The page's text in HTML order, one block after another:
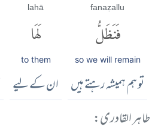
fanaẓallu
فَنَظَلُّ
so we will remain
تو ہم ہمیشہ رہتے ہیں
lahā
لَهَا
to them
ان کے لیے
طاہر القادری: